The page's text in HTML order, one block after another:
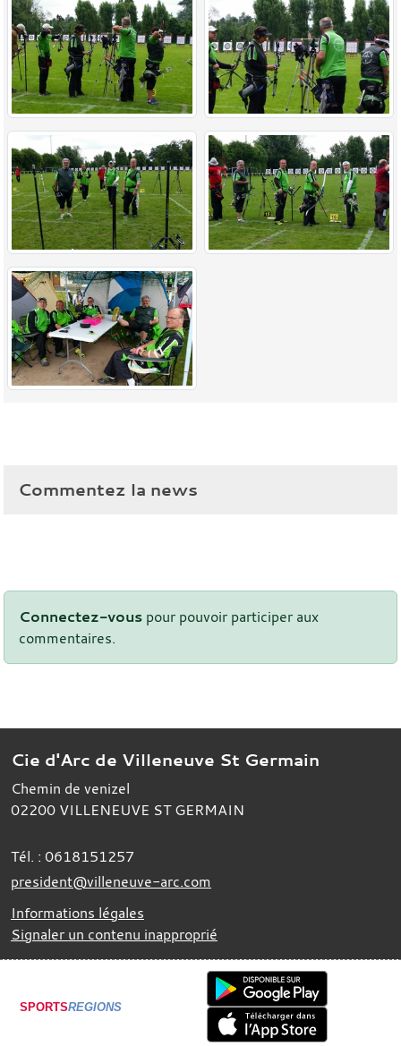
Commentez la news
Connectez-vous pour pouvoir participer aux
commentaires.
Cie d'Arc de Villeneuve St Germain
Chemin de venizel
02200 VILLENEUVE ST GERMAIN
Tél. : 0618151257
president@villeneuve-arc.com
Informations légales
Signaler un contenu inapproprié
SPORTSREGIONS